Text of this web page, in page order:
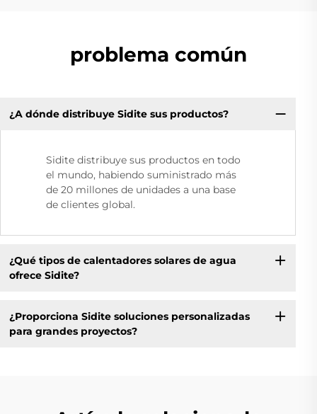
problema común
¿A dónde distribuye Sidite sus productos?
Sidite distribuye sus productos en todo
el mundo, habiendo suministrado más
de 20 millones de unidades a una base
de clientes global.
¿Qué tipos de calentadores solares de agua
ofrece Sidite?
¿Proporciona Sidite soluciones personalizadas
para grandes proyectos?